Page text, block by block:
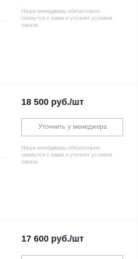
Наши менеджеры обязательно
свяжутся с вами и уточнят условия
заказа
18 500 руб./шт
Уточнить у менеджера
Наши менеджеры обязательно
свяжутся с вами и уточнят условия
заказа
17 600 руб./шт